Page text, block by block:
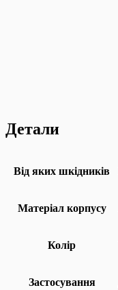
Детали
Від яких шкідників
Матеріал корпусу
Колір
Застосування